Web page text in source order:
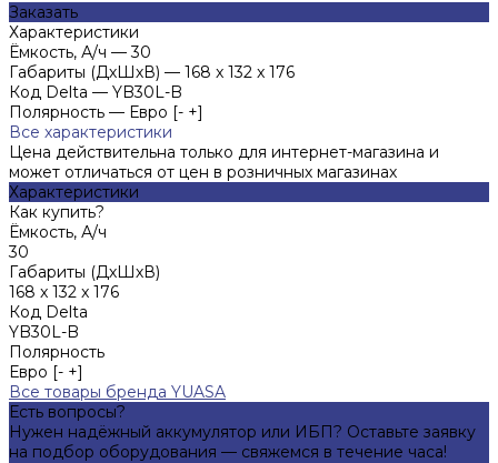
Заказать
Характеристики
Ёмкость, А/ч — 30
Габариты (ДхШхВ) — 168 x 132 x 176
Код Delta — YB30L-B
Полярность — Евро [- +]
Все характеристики
Цена действительна только для интернет-магазина и
может отличаться от цен в розничных магазинах
Характеристики
Как купить?
Ёмкость, А/ч
30
Габариты (ДхШхВ)
168 x 132 x 176
Код Delta
YB30L-B
Полярность
Евро [- +]
Все товары бренда YUASA
Есть вопросы?
Нужен надёжный аккумулятор или ИБП? Оставьте заявку
на подбор оборудования — свяжемся в течение часа!